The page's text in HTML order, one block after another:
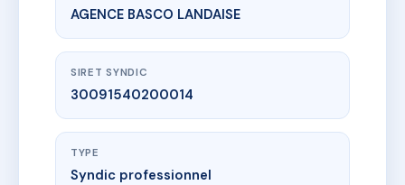
AGENCE BASCO LANDAISE
SIRET SYNDIC
30091540200014
TYPE
Syndic professionnel